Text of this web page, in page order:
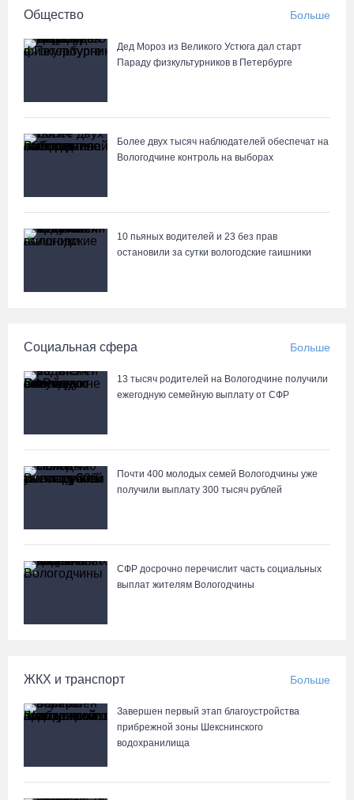
Общество Больше
Дед Мороз из Великого Устюга дал старт
Параду физкультурников в Петербурге
Более двух тысяч наблюдателей обеспечат на
Вологодчине контроль на выборах
10 пьяных водителей и 23 без прав
остановили за сутки вологодские гаишники
Социальная сфера Больше
13 тысяч родителей на Вологодчине получили
ежегодную семейную выплату от СФР
Почти 400 молодых семей Вологодчины уже
получили выплату 300 тысяч рублей
СФР досрочно перечислит часть социальных
выплат жителям Вологодчины
ЖКХ и транспорт Больше
Завершен первый этап благоустройства
прибрежной зоны Шекснинского
водохранилища